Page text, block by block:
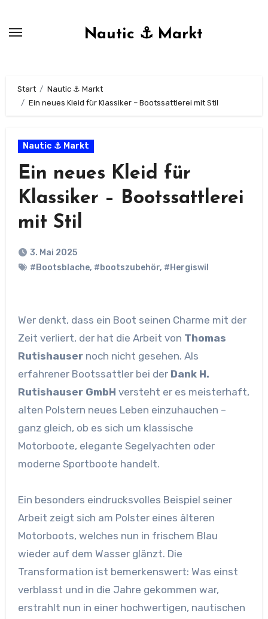
Nautic ⚓ Markt
Start
Nautic ⚓ Markt
Ein neues Kleid für Klassiker – Bootssattlerei mit Stil
Nautic ⚓ Markt
Ein neues Kleid für
Klassiker – Bootssattlerei
mit Stil
3. Mai 2025
#Bootsblache, #bootszubehör, #Hergiswil
Wer denkt, dass ein Boot seinen Charme mit der
Zeit verliert, der hat die Arbeit von Thomas
Rutishausernoch nicht gesehen. Als
erfahrener Bootssattler bei der Dank H.
Rutishauser GmbH versteht er es meisterhaft,
alten Polstern neues Leben einzuhauchen –
ganz gleich, ob es sich um klassische
Motorboote, elegante Segelyachten oder
moderne Sportboote handelt.
Ein besonders eindrucksvolles Beispiel seiner
Arbeit zeigt sich am Polster eines älteren
Motorboots, welches nun in frischem Blau
wieder auf dem Wasser glänzt. Die
Transformation ist bemerkenswert: Was einst
verblasst und in die Jahre gekommen war,
erstrahlt nun in einer hochwertigen, nautischen